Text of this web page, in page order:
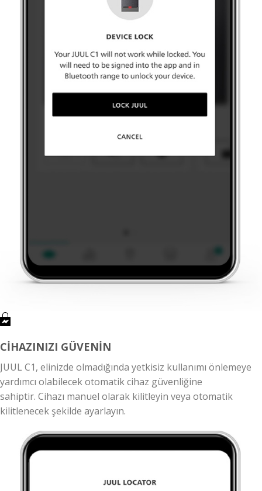
CİHAZINIZI GÜVENİN
JUUL C1, elinizde olmadığında yetkisiz kullanımı önlemeye
yardımcı olabilecek otomatik cihaz güvenliğine
sahiptir. Cihazı manuel olarak kilitleyin veya otomatik
kilitlenecek şekilde ayarlayın.